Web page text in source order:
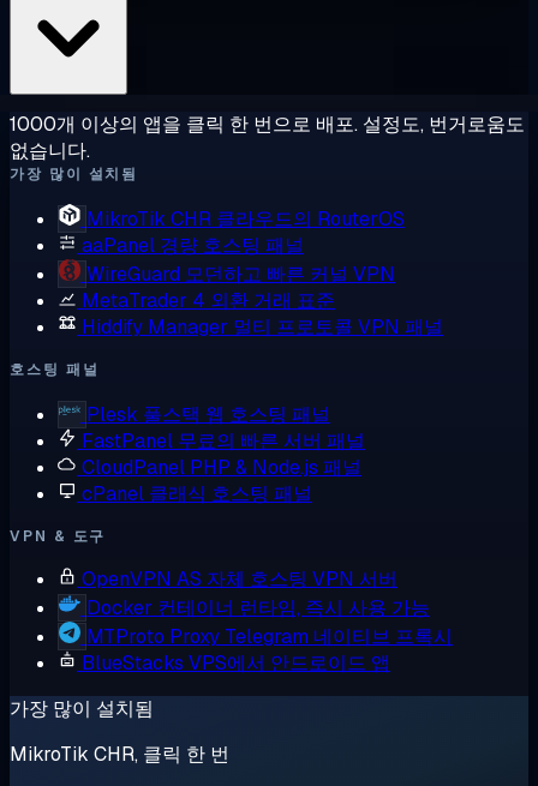
1000개 이상의 앱을 클릭 한 번으로 배포. 설정도, 번거로움도
없습니다.
가장 많이 설치됨
MikroTik CHR 클라우드의 RouterOS
aaPanel 경량 호스팅 패널
WireGuard 모던하고 빠른 커널 VPN
MetaTrader 4 외환 거래 표준
Hiddify Manager 멀티 프로토콜 VPN 패널
호스팅 패널
Plesk 풀스택 웹 호스팅 패널
FastPanel 무료의 빠른 서버 패널
CloudPanel PHP & Node.js 패널
cPanel 클래식 호스팅 패널
VPN & 도구
OpenVPN AS 자체 호스팅 VPN 서버
Docker 컨테이너 런타임, 즉시 사용 가능
MTProto Proxy Telegram 네이티브 프록시
BlueStacks VPS에서 안드로이드 앱
가장 많이 설치됨
MikroTik CHR, 클릭 한 번